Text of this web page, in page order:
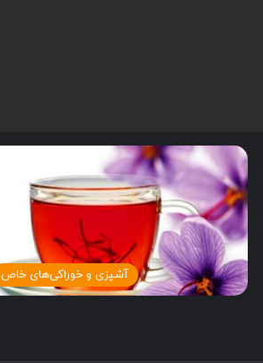
آشپزی و خوراکی‌های خاص